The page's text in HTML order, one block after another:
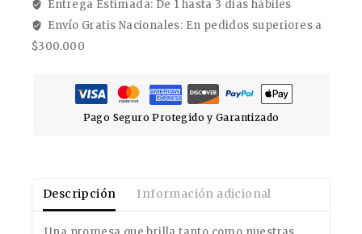
Entrega Estimada: De 1 hasta 3 días hábiles
Envío Gratis Nacionales: En pedidos superiores a
$300.000
Pago Seguro Protegido y Garantizado
Descripción Información adicional